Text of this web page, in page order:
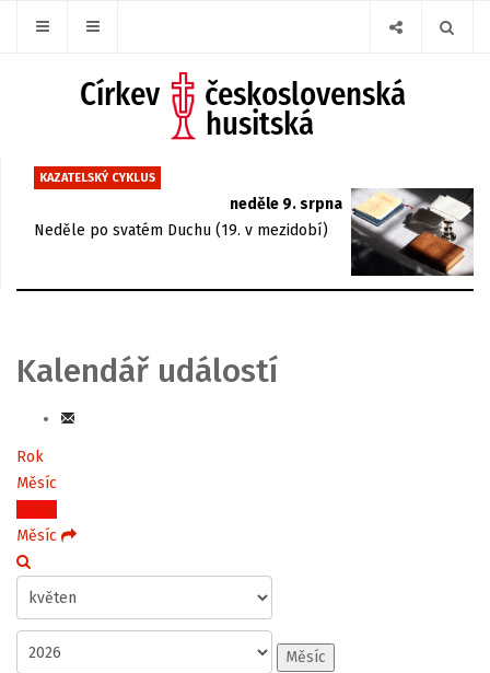
KAZATELSKÝ CYKLUS
neděle 9. srpna
Neděle po svatém Duchu (19. v mezidobí)
Kalendář událostí
Rok
Měsíc
Týden
Měsíc
Měsíc